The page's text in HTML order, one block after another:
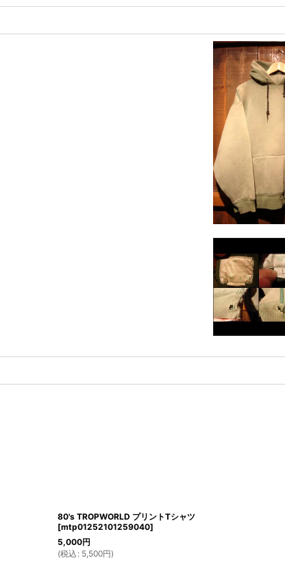
80's TROPWORLD プリントTシャツ
[mtp01252101259040]
5,000円
(税込 : 5,500円)